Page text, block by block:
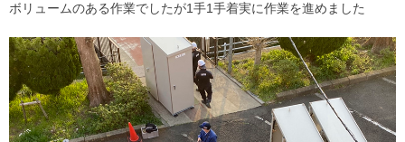
ボリュームのある作業でしたが1手1手着実に作業を進めました